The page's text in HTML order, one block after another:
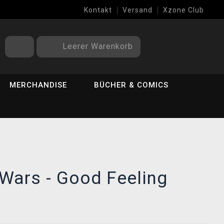
Kontakt Versand Xzone Club
Leerer Warenkorb
MERCHANDISE BÜCHER & COMICS
- Good Feeling